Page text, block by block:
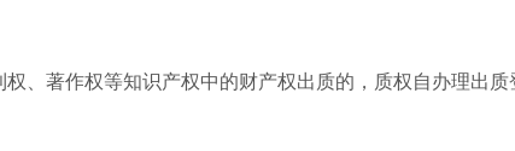
、著作权等知识产权中的财产权出质的，质权自办理出质